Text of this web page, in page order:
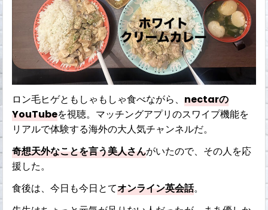
ロン毛ヒゲともしゃもしゃ食べながら、nectarの
YouTubeを視聴。マッチングアプリのスワイプ機能を
リアルで体験する海外の大人気チャンネルだ。
奇想天外なことを言う美人さんがいたので、その人を応
援した。
食後は、今日も今日とてオンライン英会話。